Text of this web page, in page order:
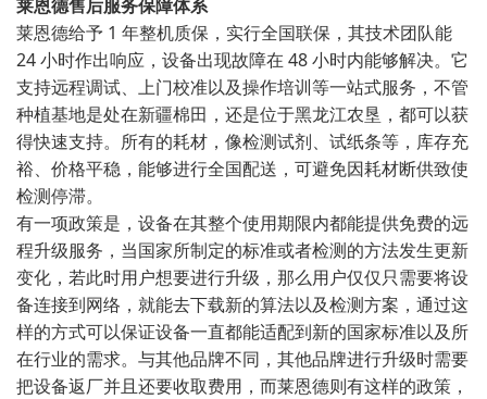
莱恩德售后服务保障体系
莱恩德给予 1 年整机质保，实行全国联保，其技术团队能
24 小时作出响应，设备出现故障在 48 小时内能够解决。它
支持远程调试、上门校准以及操作培训等一站式服务，不管
种植基地是处在新疆棉田，还是位于黑龙江农垦，都可以获
得快速支持。所有的耗材，像检测试剂、试纸条等，库存充
裕、价格平稳，能够进行全国配送，可避免因耗材断供致使
检测停滞。
有一项政策是，设备在其整个使用期限内都能提供免费的远
程升级服务，当国家所制定的标准或者检测的方法发生更新
变化，若此时用户想要进行升级，那么用户仅仅只需要将设
备连接到网络，就能去下载新的算法以及检测方案，通过这
样的方式可以保证设备一直都能适配到新的国家标准以及所
在行业的需求。与其他品牌不同，其他品牌进行升级时需要
把设备返厂并且还要收取费用，而莱恩德则有这样的政策，